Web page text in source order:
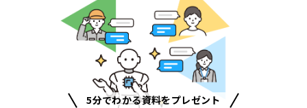
5分でわかる資料をプレゼント